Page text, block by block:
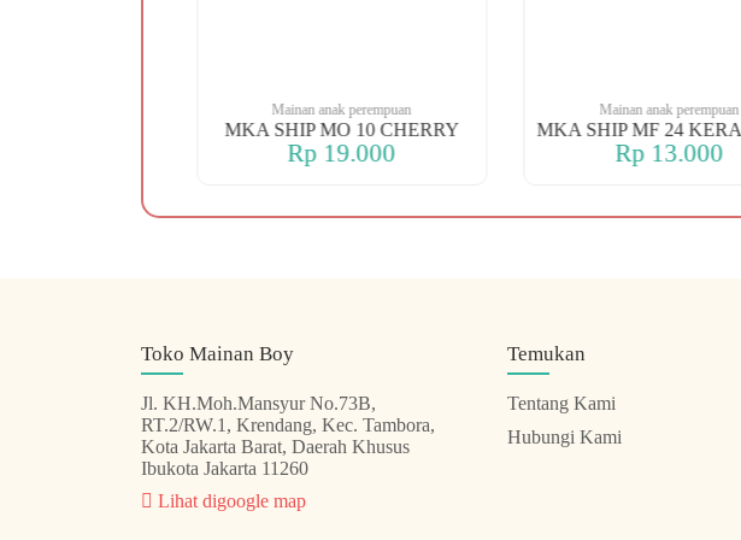
Mainan anak perempuan
MKA SHIP MO 10 CHERRY
Rp 19.000
Mainan anak perempuan
Rp 13.000
Toko Mainan Boy
Jl. KH.Moh.Mansyur No.73B,
RT.2/RW.1, Krendang, Kec. Tambora,
Kota Jakarta Barat, Daerah Khusus
Ibukota Jakarta 11260
Lihat digoogle map
Temukan
Tentang Kami
Hubungi Kami